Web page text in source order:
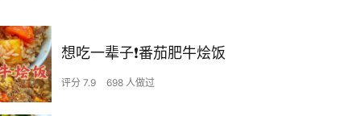
想吃一辈子❗️番茄肥牛烩饭
评分 7.9 698 人做过